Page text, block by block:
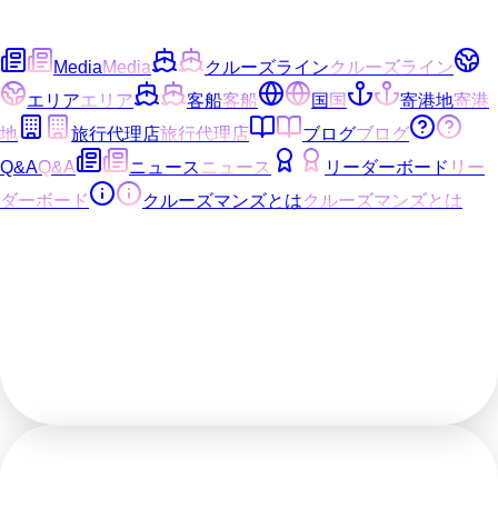
MediaMedia クルーズラインクルーズライン
エリアエリア 客船客船 国 国 寄港地寄港
地
旅行代理店旅行代理店 ブログブログ
Q&AQ&A ニュースニュース リーダーボード リー
ダーボード
クルーズマンズとはクルーズマンズとは